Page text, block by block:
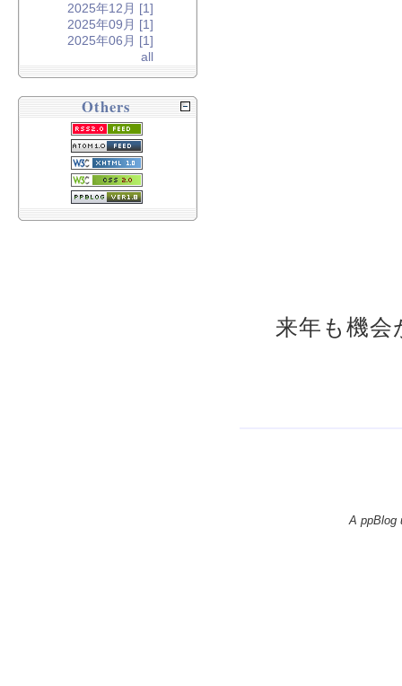
来年も機会
2025年12月 [1]
2025年09月 [1]
2025年06月 [1]
all
Others
A ppBlog